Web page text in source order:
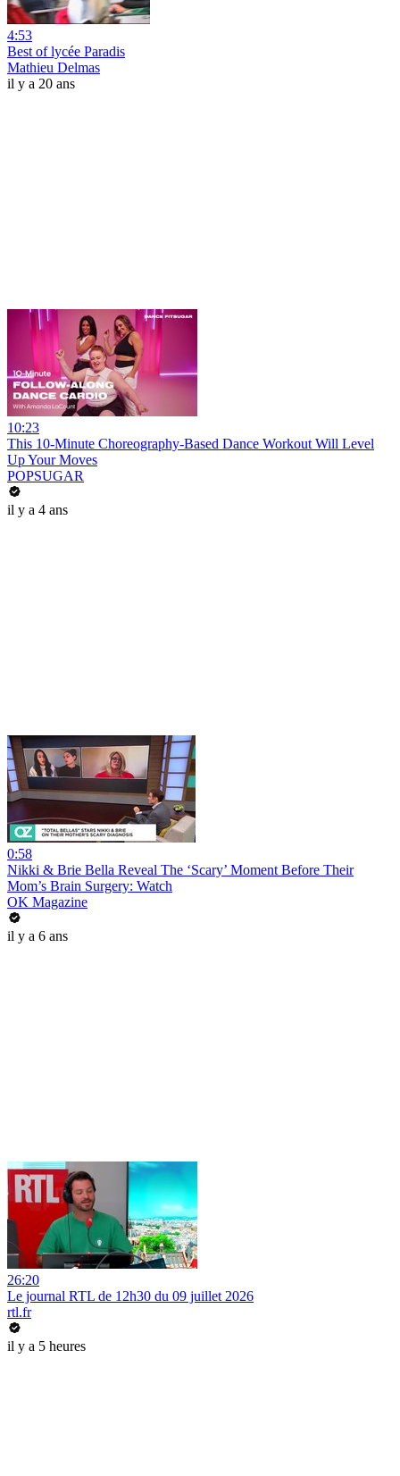
4:53
Best of lycée Paradis
Mathieu Delmas
il y a 20 ans
10:23
This 10-Minute Choreography-Based Dance Workout Will Level
Up Your Moves
POPSUGAR
il y a 4 ans
0:58
Nikki & Brie Bella Reveal The ‘Scary’ Moment Before Their
Mom’s Brain Surgery: Watch
OK Magazine
il y a 6 ans
26:20
Le journal RTL de 12h30 du 09 juillet 2026
rtl.fr
il y a 5 heures